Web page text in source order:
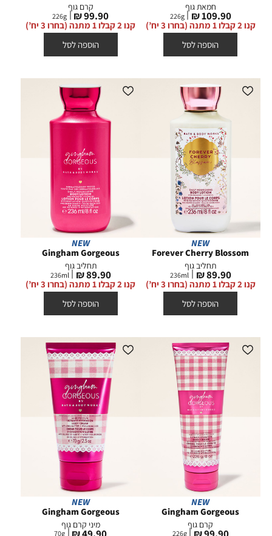
חמאת גוף
מחיר
מוצר
109.90 ₪
226g
קנו 2 קבלו 1 מתנה (בחרו 3 יח’)
הוספה לסל
קרם גוף
מחיר
מוצר
99.90 ₪
226g
קנו 2 קבלו 1 מתנה (בחרו 3 יח’)
הוספה לסל
NEW
Forever Cherry Blossom
תחליב גוף
מחיר
מוצר
89.90 ₪
236ml
קנו 2 קבלו 1 מתנה (בחרו 3 יח’)
הוספה לסל
NEW
Gingham Gorgeous
תחליב גוף
מחיר
מוצר
89.90 ₪
236ml
קנו 2 קבלו 1 מתנה (בחרו 3 יח’)
הוספה לסל
NEW
Gingham Gorgeous
קרם גוף
מחיר 226g
NEW
Gingham Gorgeous
מיני קרם גוף
מחיר 70g